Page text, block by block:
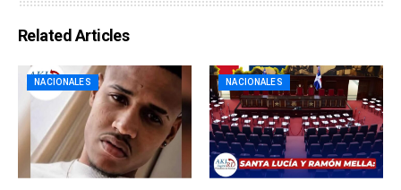
Related Articles
NACIONALES NACIONALES